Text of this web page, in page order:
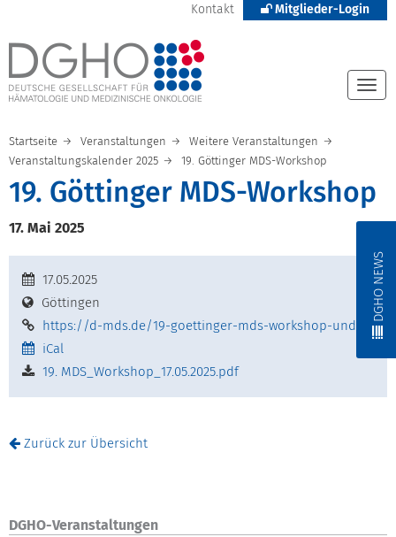
Kontakt Mitglieder-Login
DGHO NEWS
Startseite Veranstaltungen
Weitere Veranstaltungen
Veranstaltungskalender 2025
19. Göttinger MDS-Workshop
19. Göttinger MDS-Workshop
17. Mai 2025
17.05.2025
Göttingen
https://d-mds.de/19-goettinger-mds-workshop-und-
iCal
19. MDS_Workshop_17.05.2025.pdf
Zurück zur Übersicht
DGHO-Veranstaltungen